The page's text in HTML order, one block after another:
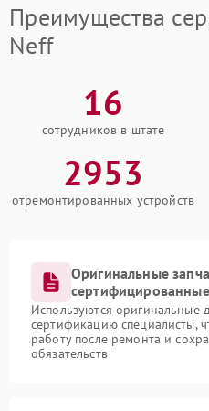
Преимущества
Neff
16
сотрудников в штате
2953
отремонтированных устройств
Оригинальные
Используются
сертификацию специалисты,
работу после ремонта и
обязательств